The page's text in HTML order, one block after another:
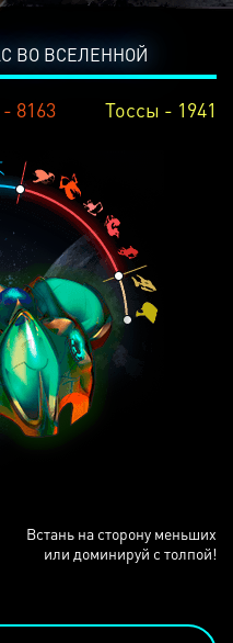
ВО ВСЕЛЕННОЙ
8163 Тоссы - 1941
Встань на сторону меньших
или доминируй с толпой!